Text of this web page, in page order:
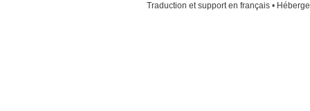
Traduction et support en français •